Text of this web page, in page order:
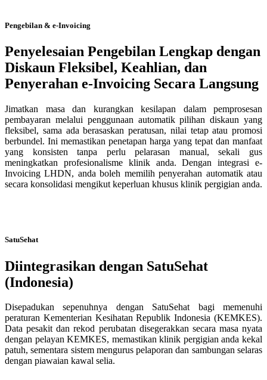
Pengebilan & e-Invoicing
Penyelesaian Pengebilan Lengkap dengan
Diskaun Fleksibel, Keahlian, dan
Penyerahan e-Invoicing Secara Langsung
Jimatkan masa dan kurangkan kesilapan dalam pemprosesan
pembayaran melalui penggunaan automatik pilihan diskaun yang
fleksibel, sama ada berasaskan peratusan, nilai tetap atau promosi
berbundel. Ini memastikan penetapan harga yang tepat dan manfaat
yang konsisten tanpa perlu pelarasan manual, sekali gus
meningkatkan profesionalisme klinik anda. Dengan integrasi e-
Invoicing LHDN, anda boleh memilih penyerahan automatik atau
secara konsolidasi mengikut keperluan khusus klinik pergigian anda.
SatuSehat
Diintegrasikan dengan SatuSehat
(Indonesia)
Disepadukan sepenuhnya dengan SatuSehat bagi memenuhi
peraturan Kementerian Kesihatan Republik Indonesia (KEMKES).
Data pesakit dan rekod perubatan disegerakkan secara masa nyata
dengan pelayan KEMKES, memastikan klinik pergigian anda kekal
patuh, sementara sistem mengurus pelaporan dan sambungan selaras
dengan piawaian kawal selia.